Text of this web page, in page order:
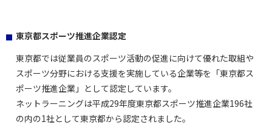
東京都スポーツ推進企業認定
東京都では従業員のスポーツ活動の促進に向けて優れた取組や
スポーツ分野における支援を実施している企業等を「東京都ス
ポーツ推進企業」として認定しています。
ネットラーニングは平成29年度東京都スポーツ推進企業196社
の内の1社として東京都から認定されました。